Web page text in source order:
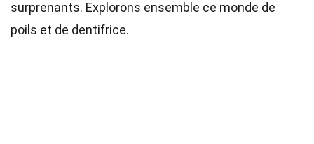
surprenants. Explorons ensemble ce monde de
poils et de dentifrice.